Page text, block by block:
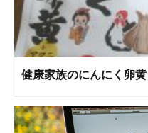
健康家族のにんにく卵